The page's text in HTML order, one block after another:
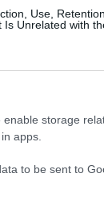
Use,
Unrelated with
storage
apps.
to be sent to